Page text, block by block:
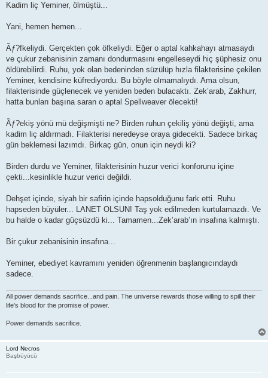
Kadim liç Yeminer, ölmüştü...
Yani, hemen hemen...
Ãƒ?fkeliydi. Gerçekten çok öfkeliydi. Eğer o aptal kahkahayı atmasaydı
ve çukur zebanisinin zamanı dondurmasını engelleseydi hiç şüphesiz onu
öldürebilirdi. Ruhu, yok olan bedeninden süzülüp hızla filakterisine çekilen
Yeminer, kendisine küfrediyordu. Bu böyle olmamalıydı. Ama olsun,
filakterisinde güçlenecek ve yeniden beden bulacaktı. Zek’arab, Zakhurr,
hatta bunları başına saran o aptal Spellweaver ölecekti!
Ãƒ?ekiş yönü mü değişmişti ne? Birden ruhun çekiliş yönü değişti, ama
kadim liç aldırmadı. Filakterisi neredeyse oraya gidecekti. Sadece birkaç
gün beklemesi lazımdı. Birkaç gün, onun için neydi ki?
Birden durdu ve Yeminer, filakterisinin huzur verici konforunu içine
çekti...kesinlikle huzur verici değildi.
Dehşet içinde, siyah bir safirin içinde hapsolduğunu fark etti. Ruhu
hapseden büyüler... LANET OLSUN! Taş yok edilmeden kurtulamazdı. Ve
bu halde o kadar güçsüzdü ki... Tamamen...Zek’arab’ın insafına kalmıştı.
Bir çukur zebanisinin insafına...
Yeminer, ebediyet kavramını yeniden öğrenmenin başlangıcındaydı
sadece.
All power demands sacrifice...and pain. The universe rewards those willing to spill their
life's blood for the promise of power.
Power demands sacrifice.
Lord Necros
Başbüyücü